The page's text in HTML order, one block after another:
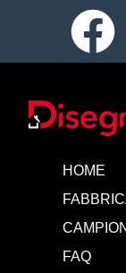
HOME
FAQ